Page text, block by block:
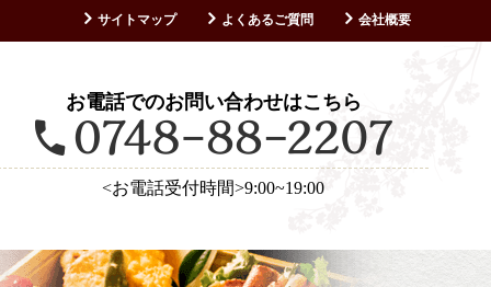
サイトマップ よくあるご質問 会社概要
お電話でのお問い合わせはこちら
<お電話受付時間>9:00~19:00